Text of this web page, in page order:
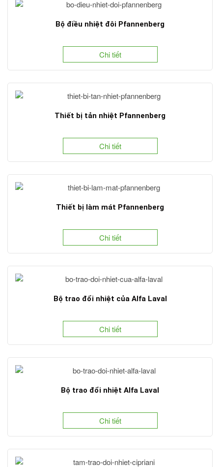
Bộ điều nhiệt đôi Pfannenberg
Chi tiết
Thiết bị tản nhiệt Pfannenberg
Chi tiết
Thiết bị làm mát Pfannenberg
Chi tiết
Bộ trao đổi nhiệt của Alfa Laval
Chi tiết
Bộ trao đổi nhiệt Alfa Laval
Chi tiết